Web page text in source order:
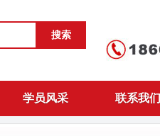
搜索
学员风采 联系我们